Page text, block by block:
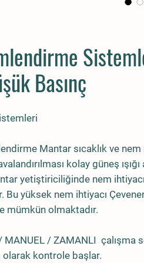
Basınç
Mantar sıcaklık ve nem
kolay güneş
yetiştiriciliğinde nem
Bu yüksek nem ihtiyacı
mümkün olmaktadır.
/ ZAMANLI çalışma
kontrole başlar.